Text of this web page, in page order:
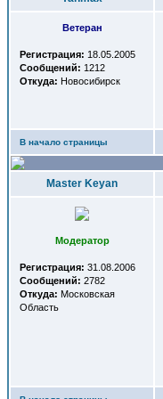
Ветеран
Регистрация: 18.05.2005
Сообщений: 1212
Откуда: Новосибирск
В начало страницы
Master Keyan
Модератор
Регистрация: 31.08.2006
Сообщений: 2782
Откуда: Московская
Область